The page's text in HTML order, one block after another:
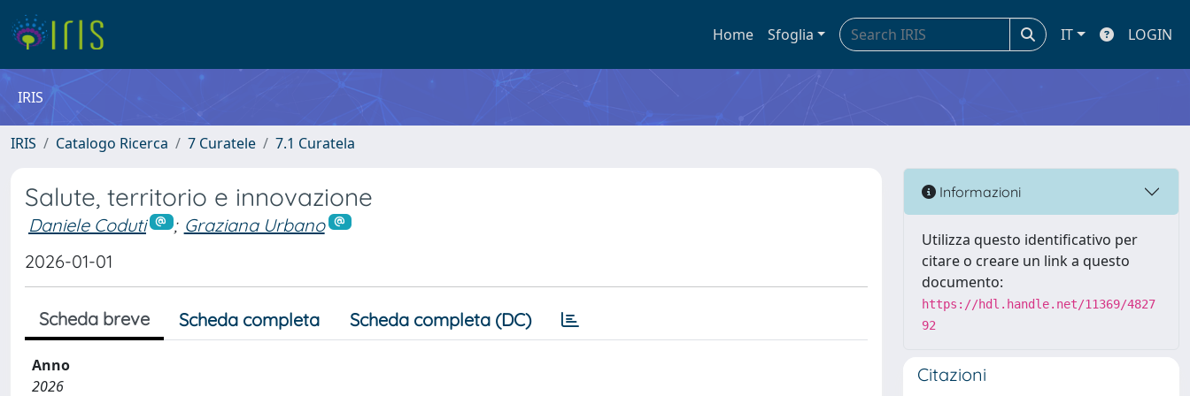
Home Sfoglia IT LOGIN
IRIS
IRIS Catalogo Ricerca 7 Curatele 7.1 Curatela
Salute, territorio e innovazione
Daniele Coduti ; Graziana Urbano
2026-01-01
Scheda breve Scheda completa Scheda completa (DC)
Anno
2026
Informazioni
Utilizza questo identificativo per
citare o creare un link a questo
documento:
https://hdl.handle.net/11369/4827
92
Citazioni